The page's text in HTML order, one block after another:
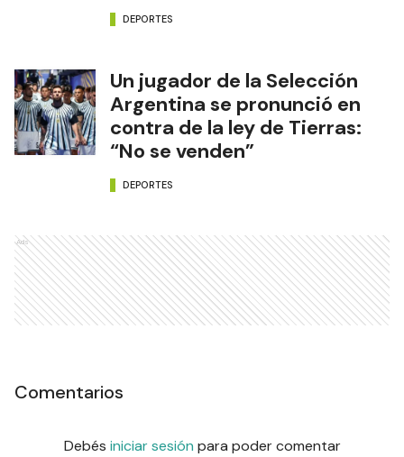
DEPORTES
Un jugador de la Selección
Argentina se pronunció en
contra de la ley de Tierras:
“No se venden”
DEPORTES
Ads
Comentarios
Debés iniciar sesión para poder comentar